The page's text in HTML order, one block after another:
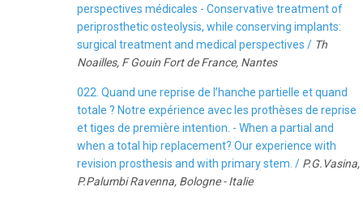
perspectives médicales - Conservative treatment of
periprosthetic osteolysis, while conserving implants:
surgical treatment and medical perspectives / Th
Noailles, F Gouin Fort de France, Nantes
022. Quand une reprise de l’hanche partielle et quand
totale ? Notre expérience avec les prothèses de reprise
et tiges de première intention. - When a partial and
when a total hip replacement? Our experience with
revision prosthesis and with primary stem. / P.G.Vasina,
P.Palumbi Ravenna, Bologne - Italie